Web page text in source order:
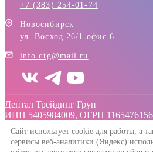
+7 (383) 254-01-74
Новосибирск
ул. Восход 26/1 офис 6
info.dtg@mail.ru
Дентал Трейдинг Груп
ИНН 5405984009, ОГРН
Сайт использует cookie для работы, а
сервисы веб-аналитики (Яндекс)